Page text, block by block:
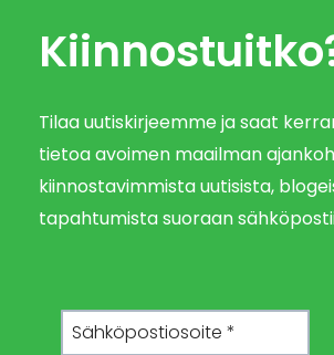
Tilaa uutiskirjeemme ja saat
tietoa avoimen maailman
kiinnostavimmista uutisista,
tapahtumista suoraan